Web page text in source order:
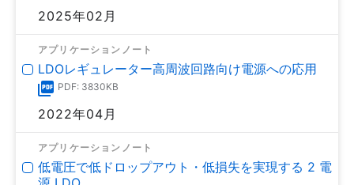
2025年02月
アプリケーションノート
LDOレギュレーター高周波回路向け電源への応用
PDF: 3830KB
2022年04月
アプリケーションノート
低電圧で低ドロップアウト・低損失を実現する 2 電